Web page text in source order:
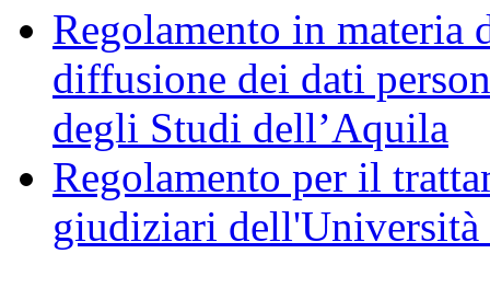
Regolamento in materia
diffusione dei dati
degli Studi dell’Aquila
Regolamento per il
giudiziari